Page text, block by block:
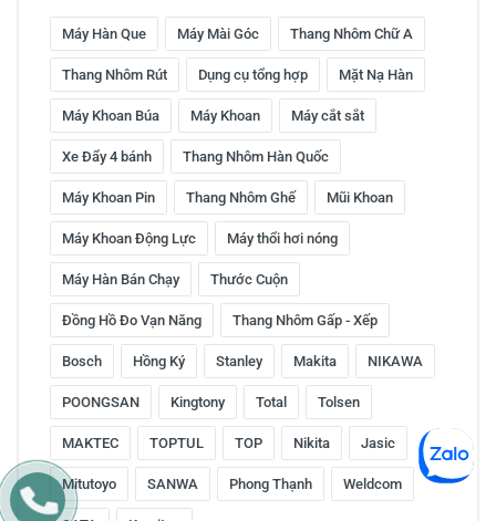
Máy Hàn Que Máy Mài Góc Thang Nhôm Chữ A
Thang Nhôm Rút Dụng cụ tổng hợp Mặt Nạ Hàn
Máy Khoan Búa Máy Khoan Máy cắt sắt
Xe Đẩy 4 bánh Thang Nhôm Hàn Quốc
Máy Khoan Pin Thang Nhôm Ghế Mũi Khoan
Máy Khoan Động Lực Máy thổi hơi nóng
Máy Hàn Bán Chạy Thước Cuộn
Đồng Hồ Đo Vạn Năng Thang Nhôm Gấp - Xếp
Bosch Hồng Ký Stanley Makita NIKAWA
POONGSAN Kingtony Total Tolsen
MAKTEC TOPTUL TOP Nikita Jasic
Mitutoyo SANWA Phong Thạnh Weldcom